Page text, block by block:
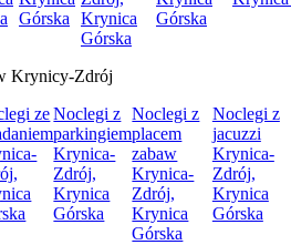
Górska Krynica
Górska
Górska
Krynicy-Zdrój
zeNoclegi z
parkingiem
Krynica-
Zdrój,
Krynica
Górska
Noclegi z
placem
zabaw
Krynica-
Zdrój,
Krynica
Górska
Noclegi z
jacuzzi
Krynica-
Zdrój,
Krynica
Górska